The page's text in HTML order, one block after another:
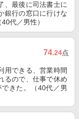
、最後に司法書士に
銀行の窓口に行けな
代／男性）
74.24点
用できる、営業時間
るので、仕事で休め
きた。（40代／男